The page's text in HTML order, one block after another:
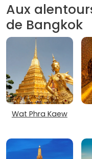
Aux
de Bangkok
Wat Phra Kaew